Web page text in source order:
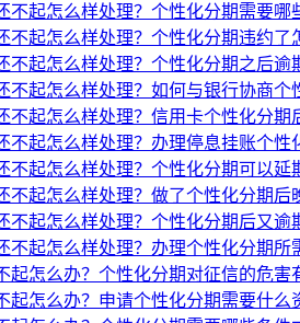
不起怎么样处理？个性化分期需要哪
不起怎么样处理？个性化分期违约了
不起怎么样处理？个性化分期之后逾
不起怎么样处理？如何与银行协商个
不起怎么样处理？信用卡个性化分期
不起怎么样处理？办理停息挂账个性
不起怎么样处理？个性化分期可以延
不起怎么样处理？做了个性化分期后
不起怎么样处理？个性化分期后又逾
不起怎么样处理？办理个性化分期所
起怎么办？个性化分期对征信的危害
起怎么办？申请个性化分期需要什么